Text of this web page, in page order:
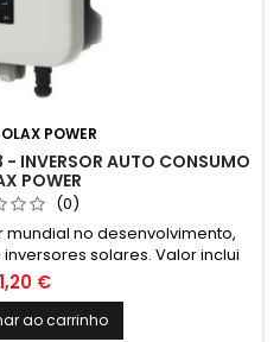
POWER
INVERSOR AUTO CONSUMO
POWER
(0)
mundial no desenvolvimento,
solares. Valor inclui
de paineis solares. Se nao
fotovoltaicos o iva passará de
o inversor custe 639.60€
€
ao carrinho